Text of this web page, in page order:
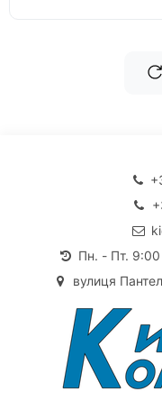
Пн. - Пт.
вулиця